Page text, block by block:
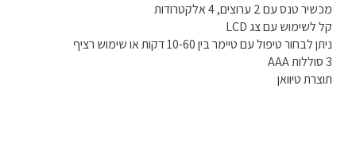
מכשיר טנס עם 2 ערוצים, 4 אלקטרודות
קל לשימוש עם צג LCD
ניתן לבחור טיפול עם טיימר בין 10-60 דקות או שימוש רציף
3 סוללות AAA
תוצרת טיוואן